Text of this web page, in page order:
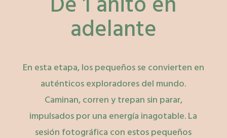
adelante
En esta etapa, los pequeños se convierten en
auténticos exploradores del mundo.
Caminan, corren y trepan sin parar,
impulsados por una energía inagotable. La
sesión fotográfica con estos pequeños